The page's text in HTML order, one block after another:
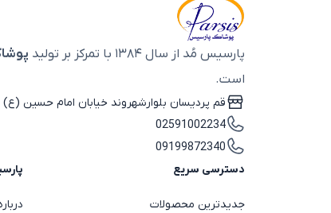
پارسیس مُد از سال ۱۳۸۴ با تمرکز بر تولید
است.
قم پردیسان بلوارشهروند خیابان امام حسین
02591002234
09199872340
دسترسی سریع
جدیدترین محصولات